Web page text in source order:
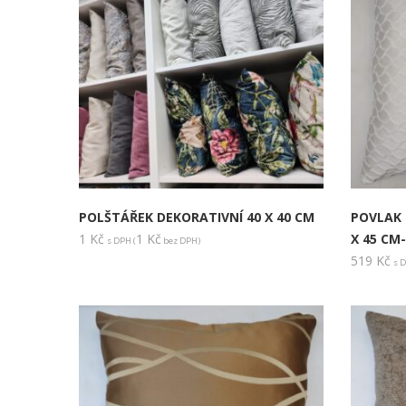
POLŠTÁŘEK DEKORATIVNÍ 40 X 40 CM
1 Kč s DPH (1 Kč bez DPH)
X 45
519 Kč s